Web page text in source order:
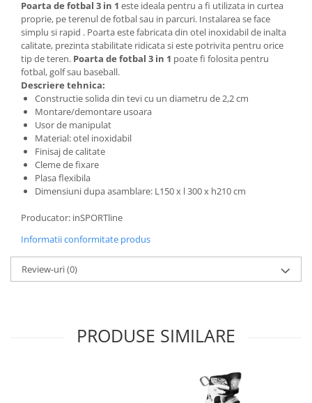
Mobilier Birou
Saltele de infasat
Scaun masa copii
La plimbare
Biciclete
Biciclete copii cu roti 10 inch (2-4
ani)
Biciclete copii cu roti 12 inch (3-6
ani)
Biciclete copii cu roti 14 inch (3-7
ani)
ani)
Biciclete copii cu roti 20 inch
Biciclete cu roti 24 inch
Biciclete cu roti 26 inch
Trotinete copii si adulti
Poarta de fotbal 3 in 1 este ideala pentru a fi utilizata in curtea
proprie, pe terenul de fotbal sau in parcuri. Instalarea se face
simplu si rapid . Poarta este fabricata din otel inoxidabil de inalta
calitate, prezinta stabilitate ridicata si este potrivita pentru orice
tip de teren. Poarta de fotbal 3 in 1 poate fi folosita pentru
fotbal, golf sau baseball.
Descriere tehnica:
Constructie solida din tevi cu un diametru de 2,2 cm
Montare/demontare usoara
Usor de manipulat
Material: otel inoxidabil
Finisaj de calitate
Cleme de fixare
Plasa flexibila
Dimensiuni dupa asamblare: L150 x l 300 x h210 cm
Producator: inSPORTline
Informatii conformitate produs
Review-uri(0)
PRODUSE SIMILARE